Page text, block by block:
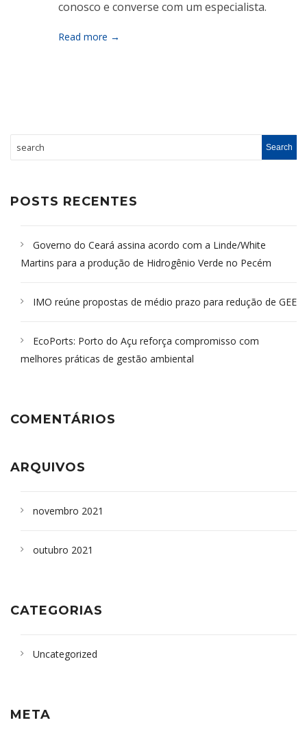
conosco e converse com um especialista.
Read more →
POSTS RECENTES
Governo do Ceará assina acordo com a Linde/White
Martins para a produção de Hidrogênio Verde no Pecém
IMO reúne propostas de médio prazo para redução de GEE
EcoPorts: Porto do Açu reforça compromisso com
melhores práticas de gestão ambiental
COMENTÁRIOS
ARQUIVOS
novembro 2021
outubro 2021
CATEGORIAS
Uncategorized
META